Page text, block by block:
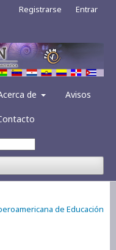
de Avisos
Registrarse Entrar
de Educación